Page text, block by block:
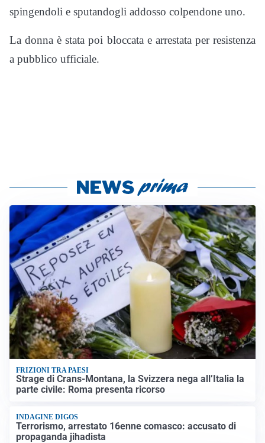
spingendoli e sputandogli addosso colpendone uno.
La donna è stata poi bloccata e arrestata per resistenza
a pubblico ufficiale.
FRIZIONI TRA PAESI
Strage di Crans-Montana, la Svizzera nega all’Italia la
parte civile: Roma presenta ricorso
INDAGINE DIGOS
Terrorismo, arrestato 16enne comasco: accusato di
propaganda jihadista